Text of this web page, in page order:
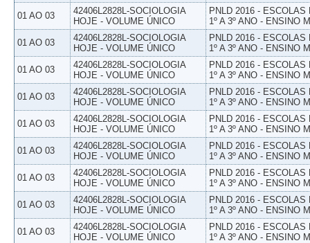
01 AO 03
42406L2828L-SOCIOLOGIA
HOJE - VOLUME ÚNICO
PNLD 2016 -
1º A 3º ANO - ENSINO
01 AO 03
42406L2828L-SOCIOLOGIA
HOJE - VOLUME ÚNICO
PNLD 2016 -
1º A 3º ANO - ENSINO
01 AO 03
42406L2828L-SOCIOLOGIA
HOJE - VOLUME ÚNICO
PNLD 2016 -
1º A 3º ANO - ENSINO
01 AO 03
42406L2828L-SOCIOLOGIA
HOJE - VOLUME ÚNICO
PNLD 2016 -
1º A 3º ANO - ENSINO
01 AO 03
42406L2828L-SOCIOLOGIA
HOJE - VOLUME ÚNICO
PNLD 2016 -
1º A 3º ANO - ENSINO
01 AO 03
42406L2828L-SOCIOLOGIA
HOJE - VOLUME ÚNICO
PNLD 2016 -
1º A 3º ANO - ENSINO
01 AO 03
42406L2828L-SOCIOLOGIA
HOJE - VOLUME ÚNICO
PNLD 2016 -
1º A 3º ANO - ENSINO
01 AO 03
42406L2828L-SOCIOLOGIA
HOJE - VOLUME ÚNICO
PNLD 2016 -
1º A 3º ANO - ENSINO
01 AO 03
42406L2828L-SOCIOLOGIA
HOJE - VOLUME ÚNICO
PNLD 2016 -
1º A 3º ANO - ENSINO